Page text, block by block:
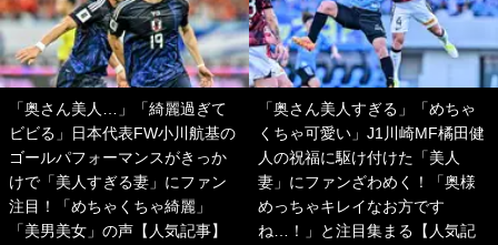
「奥さん美人…」「綺麗過ぎて
ビビる」日本代表FW小川航基の
ゴールパフォーマンスがきっか
けで「美人すぎる妻」にファン
注目！「めちゃくちゃ綺麗」
「美男美女」の声【人気記事】
「奥さん美人すぎる」「めちゃ
くちゃ可愛い」J1川崎MF橘田健
人の祝福に駆け付けた「美人
妻」にファンざわめく！「奥様
めっちゃキレイなお方です
ね…！」と注目集まる【人気記